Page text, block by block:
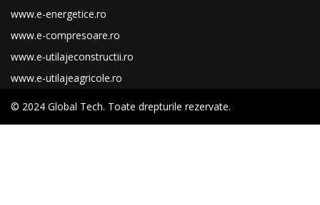
www.e-energetice.ro
www.e-compresoare.ro
www.e-utilajeconstructii.ro
www.e-utilajeagricole.ro
© 2024 Global Tech. Toate drepturile rezervate.